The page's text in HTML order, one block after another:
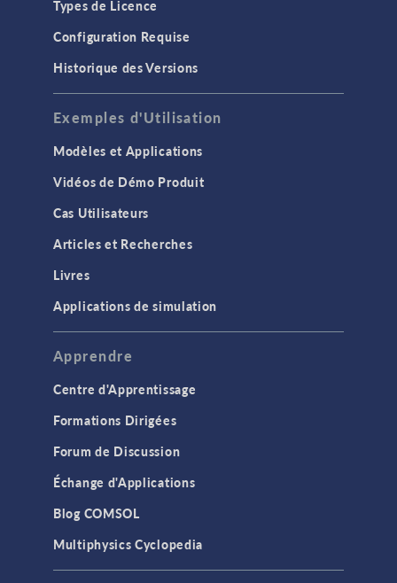
Types de Licence
Configuration Requise
Historique des Versions
Exemples d'Utilisation
Modèles et Applications
Vidéos de Démo Produit
Cas Utilisateurs
Articles et Recherches
Livres
Applications de simulation
Apprendre
Centre d'Apprentissage
Formations Dirigées
Forum de Discussion
Échange d'Applications
Blog COMSOL
Multiphysics Cyclopedia